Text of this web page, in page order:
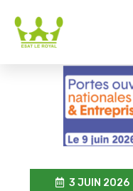
3 JUIN 2026